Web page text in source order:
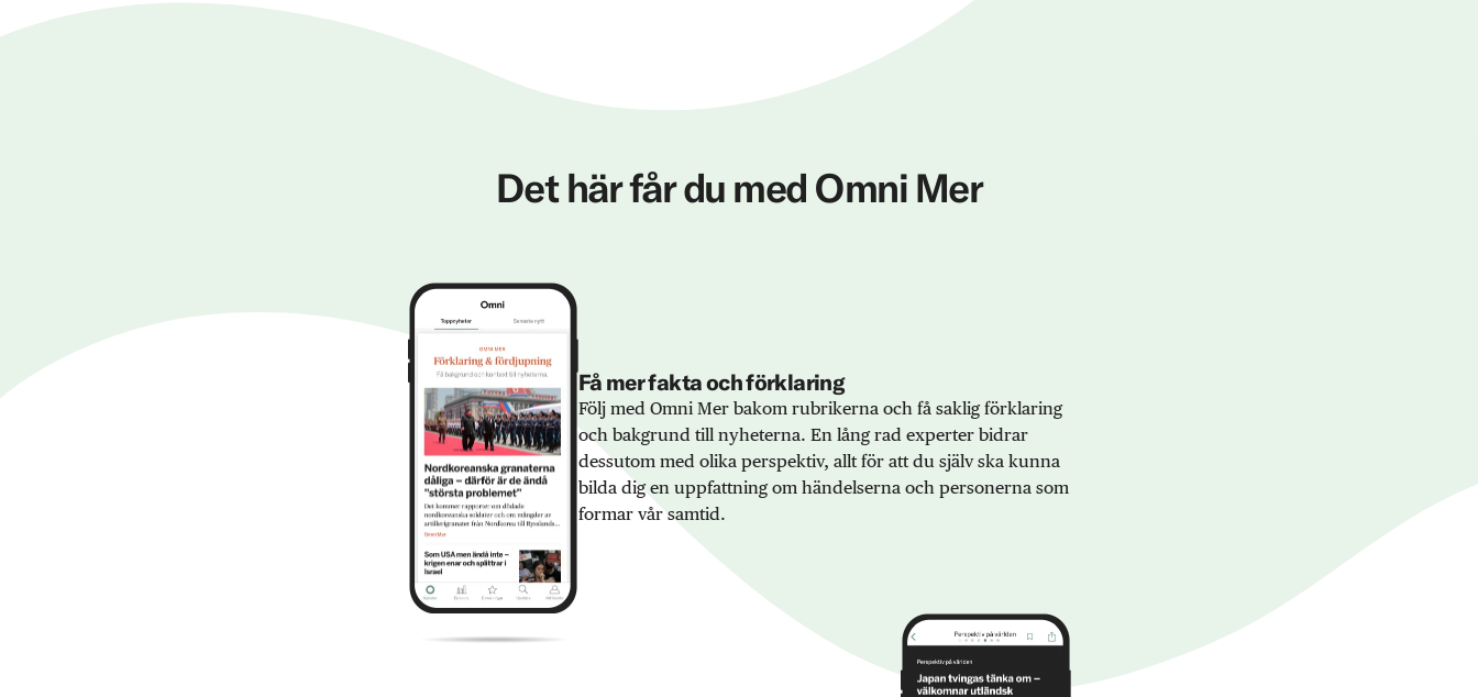
Det här får du med Omni Mer
Få mer fakta och förklaring
Följ med Omni Mer bakom rubrikerna och få saklig förklaring
och bakgrund till nyheterna. En lång rad experter bidrar
dessutom med olika perspektiv, allt för att du själv ska kunna
bilda dig en uppfattning om händelserna och personerna som
formar vår samtid.